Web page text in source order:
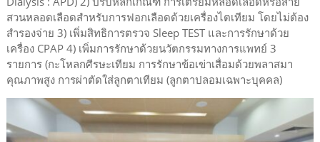
สวนหลอดเลือดสำหรับการฟอกเลือดด้วยเครื่องไตเทียม โดยไม่ต้อง
สำรองจ่าย 3) เพิ่มสิทธิการตรวจ Sleep TEST และการรักษาด้วย
เครื่อง CPAP 4) เพิ่มการรักษาด้วยนวัตกรรมทางการแพทย์ 3
รายการ (กะโหลกศีรษะเทียม การรักษาข้อเข่าเสื่อมด้วยพลาสมา
คุณภาพสูง การผ่าตัดใส่ลูกตาเทียม (ลูกตาปลอมเฉพาะบุคคล)